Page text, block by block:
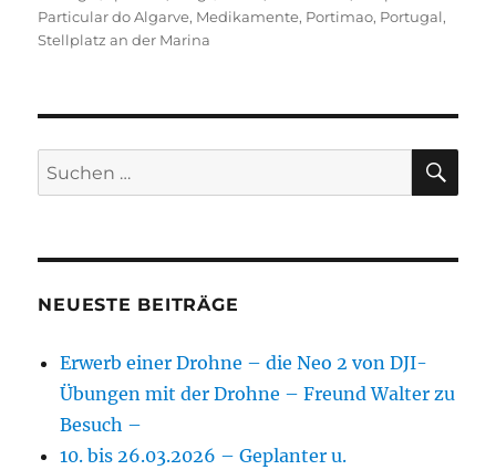
Particular do Algarve, Medikamente, Portimao, Portugal,
Stellplatz an der Marina
Suchen
nach:
NEUESTE BEITRÄGE
Erwerb einer Drohne – die Neo 2 von DJI-
Übungen mit der Drohne – Freund Walter zu
Besuch –
10. bis 26.03.2026 – Geplanter u.